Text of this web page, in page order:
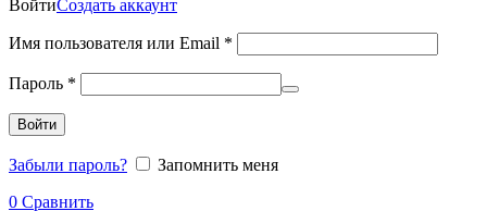
ВойтиСоздать аккаунт
Имя пользователя или Email *
Пароль *
Войти
Забыли пароль?
Запомнить меня
0 Сравнить